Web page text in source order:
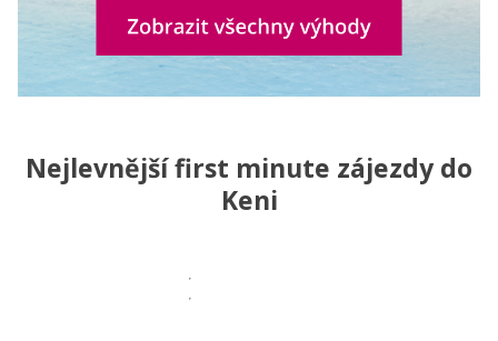
Nejlevnější first minute zájezdy do
Keni